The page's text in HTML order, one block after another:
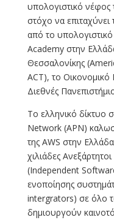
υπολογιστικό
στόχο να
από το
Academy στην
Θεσσαλονίκης
ACT), το Οικονομικό
Διεθνές
Το ελληνικό δίκτυο
Network (APN)
της AWS στην
χιλιάδες
(Independent
ενοποίησης
intergrators) σε όλο
δημιουργούν